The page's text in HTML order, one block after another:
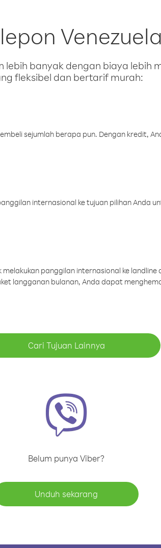
banyak dengan biaya lebih
fleksibel dan bertarif murah:
sejumlah berapa pun. Dengan kredit,
internasional ke tujuan pilihan Anda
panggilan internasional ke
langganan bulanan, Anda dapat
Cari Tujuan Lainnya
Belum punya Viber?
Unduh sekarang